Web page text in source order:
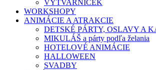
VÝTVARNÍČEK
WORKSHOPY
ANIMÁCIE A ATRAKCIE
DETSKÉ PÁRTY, OSLAVY A
MIKULÁŠ a párty podľa želania
HOTELOVÉ ANIMÁCIE
HALLOWEEN
SVADBY